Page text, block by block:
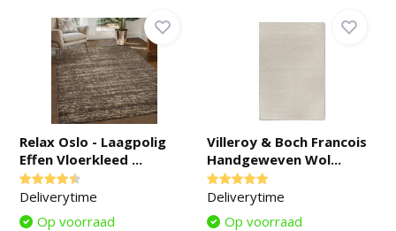
Relax Oslo - Laagpolig
Effen Vloerkleed ...
Deliverytime
Op voorraad
Villeroy & Boch Francois
Handgeweven Wol...
Deliverytime
Op voorraad